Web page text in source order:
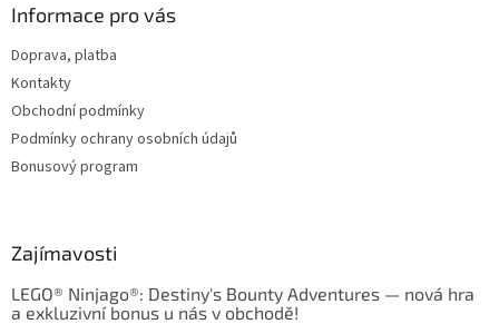
Informace pro vás
Doprava, platba
Kontakty
Obchodní podmínky
Podmínky ochrany osobních údajů
Bonusový program
Zajímavosti
LEGO® Ninjago®: Destiny's Bounty Adventures — nová hra
a exkluzivní bonus u nás v obchodě!